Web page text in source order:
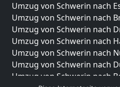
Umzug von Schwerin nach
Umzug von Schwerin nach
Umzug von Schwerin nach
Umzug von Schwerin nach
Umzug von Schwerin nach
Umzug von Schwerin nach
Umzug von Schwerin nach